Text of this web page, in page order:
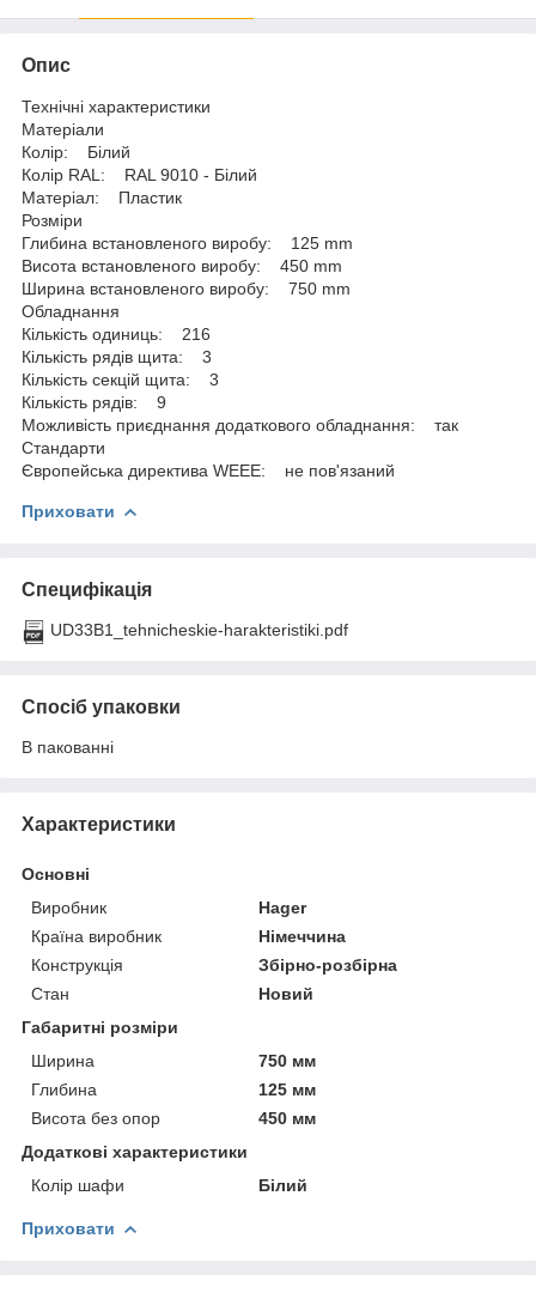
Опис
Технічні характеристики
Матеріали
Колір: Білий
Колір RAL: RAL 9010 - Білий
Матеріал: Пластик
Розміри
Глибина встановленого виробу: 125 mm
Висота встановленого виробу: 450 mm
Ширина встановленого виробу: 750 mm
Обладнання
Кількість одиниць: 216
Кількість рядів щита: 3
Кількість секцій щита: 3
Кількість рядів: 9
Можливість приєднання додаткового обладнання: так
Стандарти
Європейська директива WEEE: не пов'язаний
Приховати
Специфікація
UD33B1_tehnicheskie-harakteristiki.pdf
Спосіб упаковки
В пакованні
Характеристики
Основні
Виробник
Hager
Країна виробник
Німеччина
Конструкція
Збірно-розбірна
Стан
Новий
Габаритні розміри
Ширина
750 мм
Глибина
125 мм
Висота без опор
450 мм
Додаткові характеристики
Колір шафи
Білий
Приховати